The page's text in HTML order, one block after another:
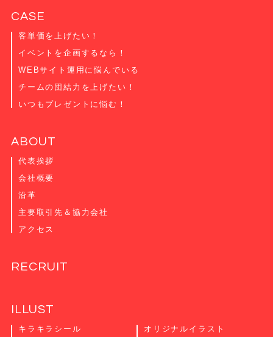
CASE
客単価を上げたい！
イベントを企画するなら！
WEBサイト運用に悩んでいる
チームの団結力を上げたい！
いつもプレゼントに悩む！
ABOUT
代表挨拶
会社概要
沿革
主要取引先＆協力会社
アクセス
RECRUIT
ILLUST
キラキラシール
オリジナルイラスト